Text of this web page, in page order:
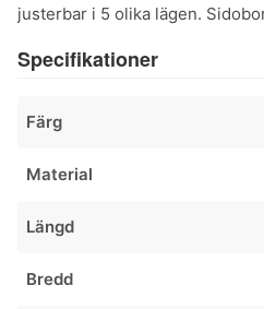
justerbar i 5 olika lägen.
Specifikationer
Färg
Material
Längd
Bredd